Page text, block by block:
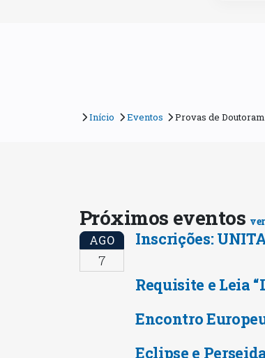
Início Eventos Provas de
Próximos eventos
AGO
7
Inscrições:
Requisite e Leia
Encontro
Eclipse e